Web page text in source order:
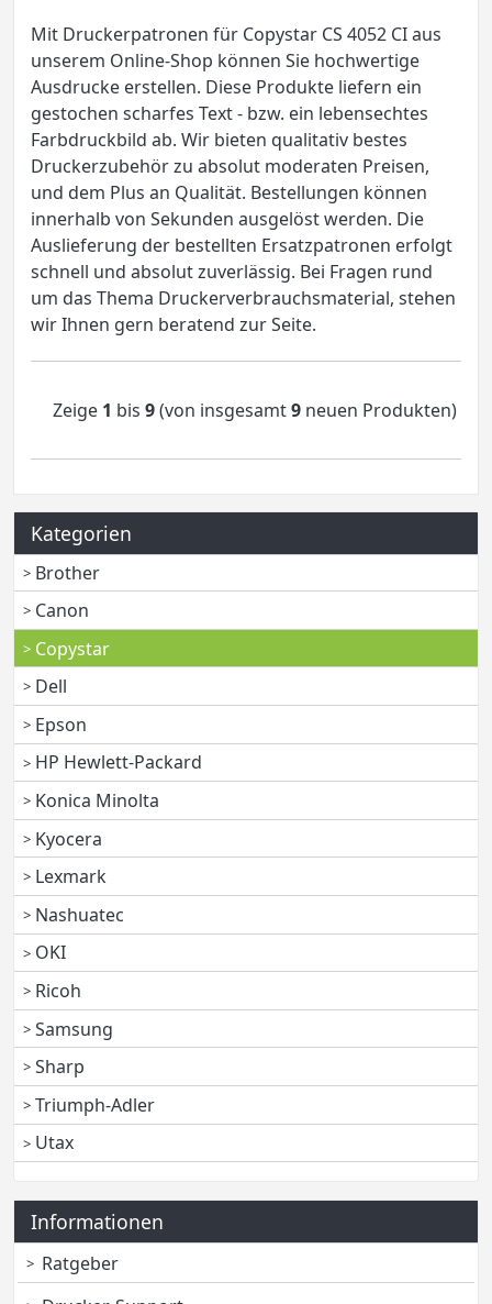
Mit Druckerpatronen für Copystar CS 4052 CI aus
unserem Online-Shop können Sie hochwertige
Ausdrucke erstellen. Diese Produkte liefern ein
gestochen scharfes Text - bzw. ein lebensechtes
Farbdruckbild ab. Wir bieten qualitativ bestes
Druckerzubehör zu absolut moderaten Preisen,
und dem Plus an Qualität. Bestellungen können
innerhalb von Sekunden ausgelöst werden. Die
Auslieferung der bestellten Ersatzpatronen erfolgt
schnell und absolut zuverlässig. Bei Fragen rund
um das Thema Druckerverbrauchsmaterial, stehen
wir Ihnen gern beratend zur Seite.
Zeige 1 bis 9(von insgesamt9 neuen Produkten)
Kategorien
Brother
Canon
Copystar
Dell
Epson
HP Hewlett-Packard
Konica Minolta
Kyocera
Lexmark
Nashuatec
OKI
Ricoh
Samsung
Sharp
Triumph-Adler
Utax
Informationen
Ratgeber